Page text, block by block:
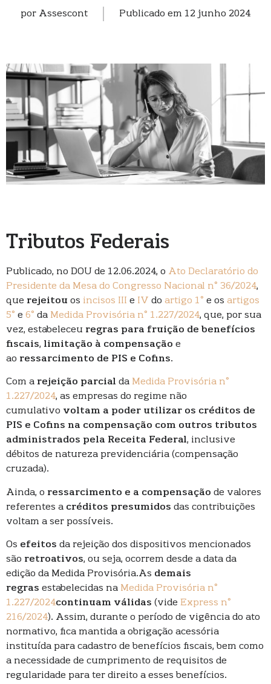
por Assescont Publicado em 12 junho 2024
Tributos Federais
Publicado, no DOU de 12.06.2024, o Ato Declaratório do
Presidente da Mesa do Congresso Nacional n° 36/2024,
que rejeitou os incisos III e IV do artigo 1° e os artigos
5° e 6° da Medida Provisória n° 1.227/2024, que, por sua
vez, estabeleceu regras para fruição de benefícios
fiscais, limitação à compensação e
ao ressarcimento de PIS e Cofins.
Com a rejeição parcial da Medida Provisória n°
1.227/2024, as empresas do regime não
cumulativo voltam a poder utilizar os créditos de
PIS e Cofins na compensação com outros tributos
administrados pela Receita Federal, inclusive
débitos de natureza previdenciária (compensação
cruzada).
Ainda, o ressarcimento e a compensação de valores
referentes a créditos presumidos das contribuições
voltam a ser possíveis.
Os efeitos da rejeição dos dispositivos mencionados
são retroativos, ou seja, ocorrem desde a data da
edição da Medida Provisória.As demais
regras estabelecidas na Medida Provisória n°
1.227/2024continuam válidas (vide Express n°
216/2024). Assim, durante o período de vigência do ato
normativo, fica mantida a obrigação acessória
instituída para cadastro de benefícios fiscais, bem como
a necessidade de cumprimento de requisitos de
regularidade para ter direito a esses benefícios.